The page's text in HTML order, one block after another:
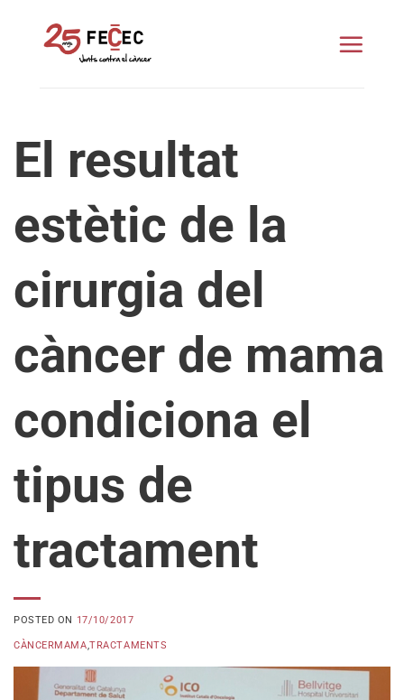
El resultat
estètic de la
cirurgia del
càncer de mama
condiciona el
tipus de
tractament
POSTED ON 17/10/2017
CÀNCERMAMA,TRACTAMENTS